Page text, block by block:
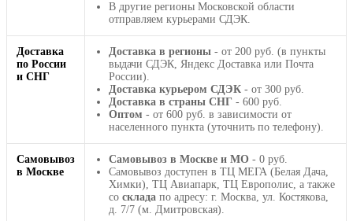
В другие регионы Московской области
отправляем курьерами СДЭК.
Доставка
по России
и СНГ
Доставка в регионы - от 200 руб. (в пункты
выдачи СДЭК, Яндекс Доставка или Почта
России).
Доставка курьером СДЭК - от 300 руб.
Доставка в страны СНГ - 600 руб.
Оптом - от 600 руб. в зависимости от
населенного пункта (уточнить по телефону).
Самовывоз
в Москве
Самовывоз в Москве и МО - 0 руб.
Самовывоз доступен в ТЦ МЕГА (Белая Дача,
Химки), ТЦ Авиапарк, ТЦ Европолис, а также
со склада по адресу: г. Москва, ул. Костякова,
д. 7/7 (м. Дмитровская).